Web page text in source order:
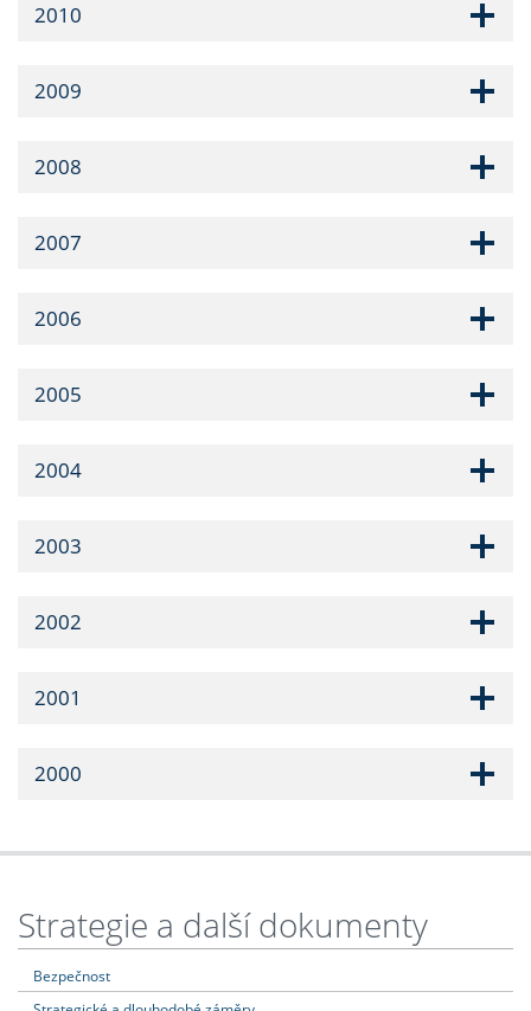
2010
2009
2008
2007
2006
2005
2004
2003
2002
2001
2000
Strategie a další dokumenty
Bezpečnost